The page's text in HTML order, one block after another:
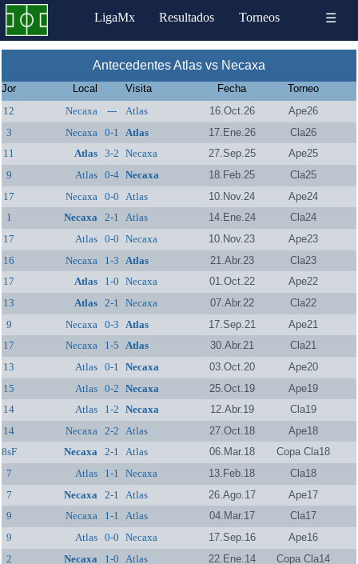
LigaMx Resultados Torneos ☰
Antecedentes Atlas vs Necaxa
Jor Local Visita Fecha
Torneo
12
Necaxa --- Atlas 16.Oct.26
Ape26
3
Necaxa 0-1 Atlas 17.Ene.26
Cla26
11
Atlas 3-2 Necaxa 27.Sep.25
Ape25
9
Atlas 0-4 Necaxa 18.Feb.25
Cla25
17
Necaxa 0-0 Atlas 10.Nov.24
Ape24
1
Necaxa 2-1 Atlas 14.Ene.24
Cla24
17
Atlas 0-0 Necaxa 10.Nov.23
Ape23
16
Necaxa 1-3 Atlas 21.Abr.23
Cla23
17
Atlas 1-0 Necaxa 01.Oct.22
Ape22
13
Atlas 2-1 Necaxa 07.Abr.22
Cla22
9
Necaxa 0-3 Atlas 17.Sep.21
Ape21
17
Necaxa 1-5 Atlas 30.Abr.21
Cla21
13
Atlas 0-1 Necaxa 03.Oct.20
Ape20
15
Atlas 0-2 Necaxa 25.Oct.19
Ape19
14
Atlas 1-2 Necaxa 12.Abr.19
Cla19
14
Necaxa 2-2 Atlas 27.Oct.18
Ape18
8sF
Necaxa 2-1 Atlas 06.Mar.18
Copa Cla18
7
Atlas 1-1 Necaxa 13.Feb.18
Cla18
7
Necaxa 2-1 Atlas 26.Ago.17
Ape17
9
Necaxa 1-1 Atlas 04.Mar.17
Cla17
9
Atlas 0-0 Necaxa 17.Sep.16
Ape16
2
Necaxa 1-0 Atlas 22.Ene.14
Copa Cla14